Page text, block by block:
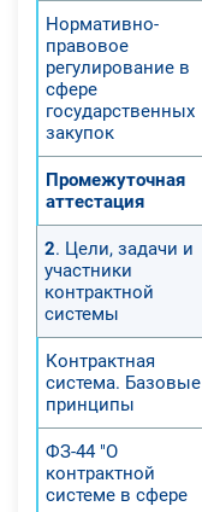
Нормативно-
правовое
регулирование в
сфере
государственных
закупок
Промежуточная
аттестация
2. Цели, задачи и
участники
контрактной
системы
Контрактная
система. Базовые
принципы
ФЗ-44 "О
контрактной
системе в сфере